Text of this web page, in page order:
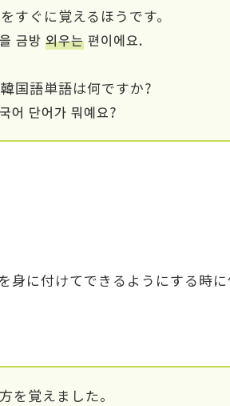
すぐに覚えるほうです。
금방 외우는 편이에요.
国語単語は何ですか?
어 단어가 뭐예요?
身に付けてできるようにする時に
を覚えました。